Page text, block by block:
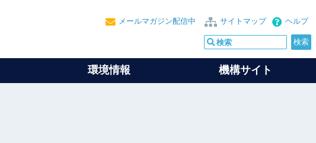
ヘルプ
サイトマップ
メールマガジン配信中
環境情報 機構サイト